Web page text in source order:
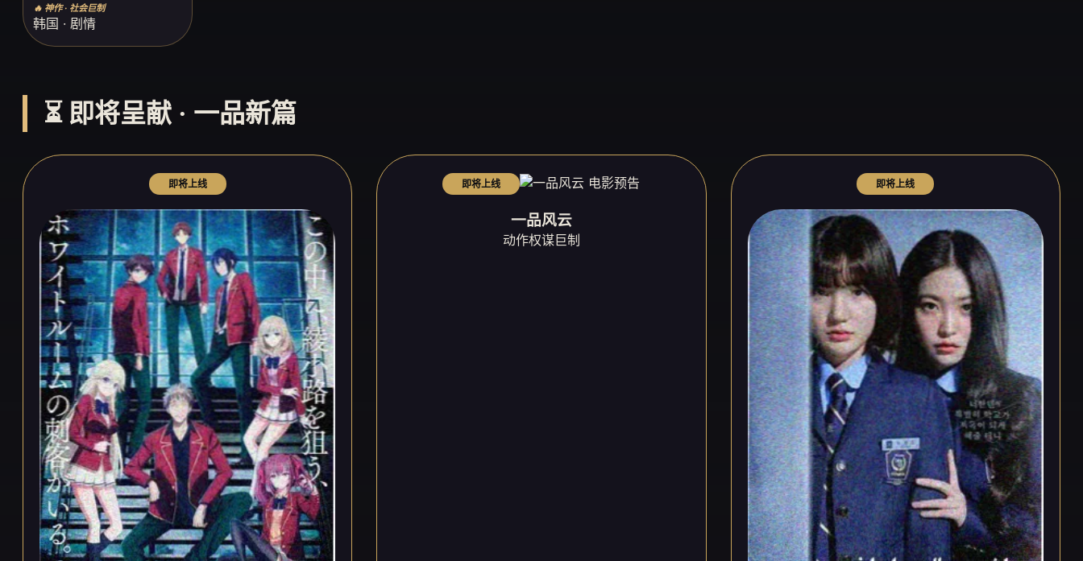
🔥 神作 · 社会巨制
韩国 · 剧情
⏳ 即将呈献 · 一品新篇
即将上线 即将上线
一品风云
动作权谋巨制
即将上线